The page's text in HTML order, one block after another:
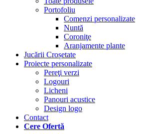
Portofoliu
Comenzi personalizate
Nuntă
Coroniţe
Aranjamente plante
Jucării Croșetate
Proiecte personalizate
Pereţi verzi
Logouri
Licheni
Panouri acustice
Design logo
Contact
Cere Ofertă